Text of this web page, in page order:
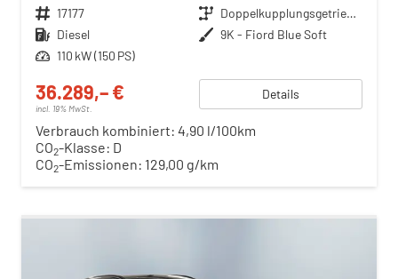
Fahrzeugnr. 17177 Getriebe
Doppelkupplungsgetriebe (DSG)
Kraftstoff Diesel Außenfarbe 9K - Fiord Blue Soft
Leistung 110 kW (150 PS)
36.289,– €
incl. 19% MwSt.
Details
Verbrauch kombiniert: 4,90 l/100km
CO2-Klasse: D
CO2-Emissionen: 129,00 g/km